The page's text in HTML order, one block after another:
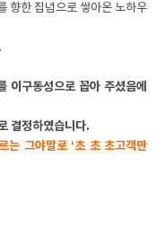
향한 집념으로 쌓아온 노하우
이구동성으로 꼽아 주셨음에
결정하였습니다.
는 그야말로 ‘초 초 초고객만